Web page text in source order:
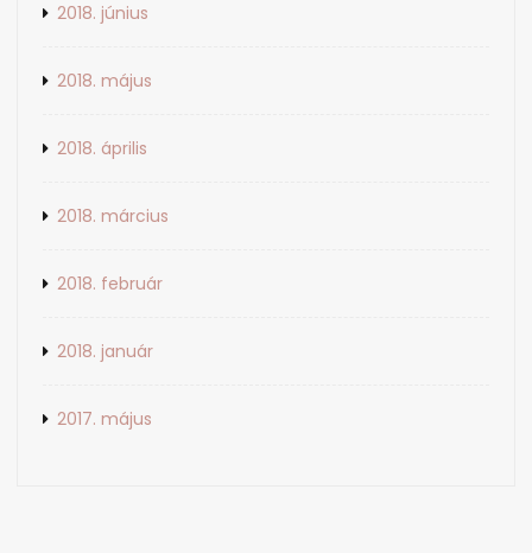
2018. június
2018. május
2018. április
2018. március
2018. február
2018. január
2017. május